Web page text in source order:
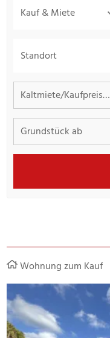
Kauf & Miete
Standort
Kaltmiete/Kaufpreis bis
Grundstück ab
Wohnung zum Kauf